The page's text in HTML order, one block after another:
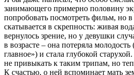
занимающего примерно половину
попробовать посмотреть фильм, но
скатывается в скрепность: живая
вернулось зрение, но у девушки
в возрасте – она потеряла молодость
главное») и стала глубокой
не привыкать к таким трипам, но
К счастью, о ней вспоминает мать